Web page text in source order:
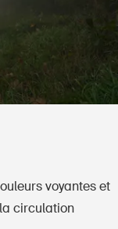
voyantes et
circulation